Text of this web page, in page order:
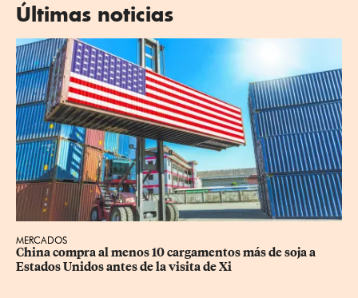
Últimas noticias
MERCADOS
China compra al menos 10 cargamentos más de soja a
Estados Unidos antes de la visita de Xi